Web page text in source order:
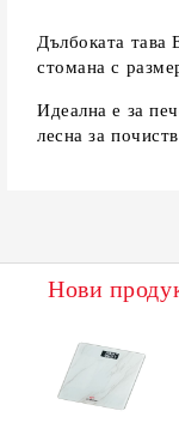
Дълбоката тава
стомана с
Идеална е за
лесна за
Нови